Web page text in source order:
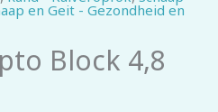
en Geit - Gezondheid en
Block 4,8